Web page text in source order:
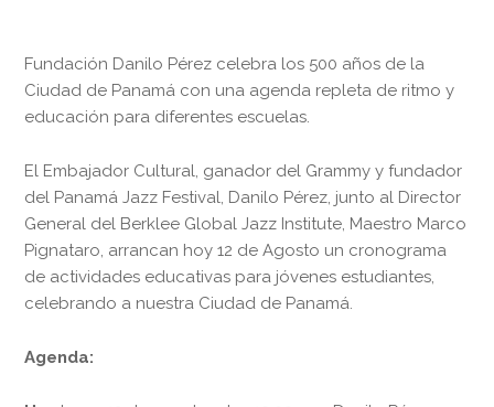
Fundación Danilo Pérez celebra los 500 años de la
Ciudad de Panamá con una agenda repleta de ritmo y
educación para diferentes escuelas.
El Embajador Cultural, ganador del Grammy y fundador
del Panamá Jazz Festival, Danilo Pérez, junto al Director
General del Berklee Global Jazz Institute, Maestro Marco
Pignataro, arrancan hoy 12 de Agosto un cronograma
de actividades educativas para jóvenes estudiantes,
celebrando a nuestra Ciudad de Panamá.
Agenda: